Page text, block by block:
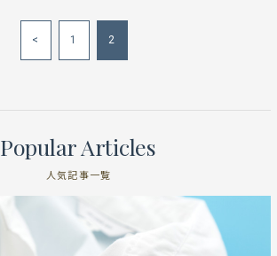
< 1 2
Popular Articles
人気記事一覧